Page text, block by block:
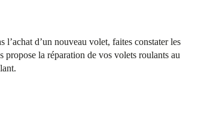
d’un nouveau volet, faites constater les
propose la réparation de vos volets roulants au